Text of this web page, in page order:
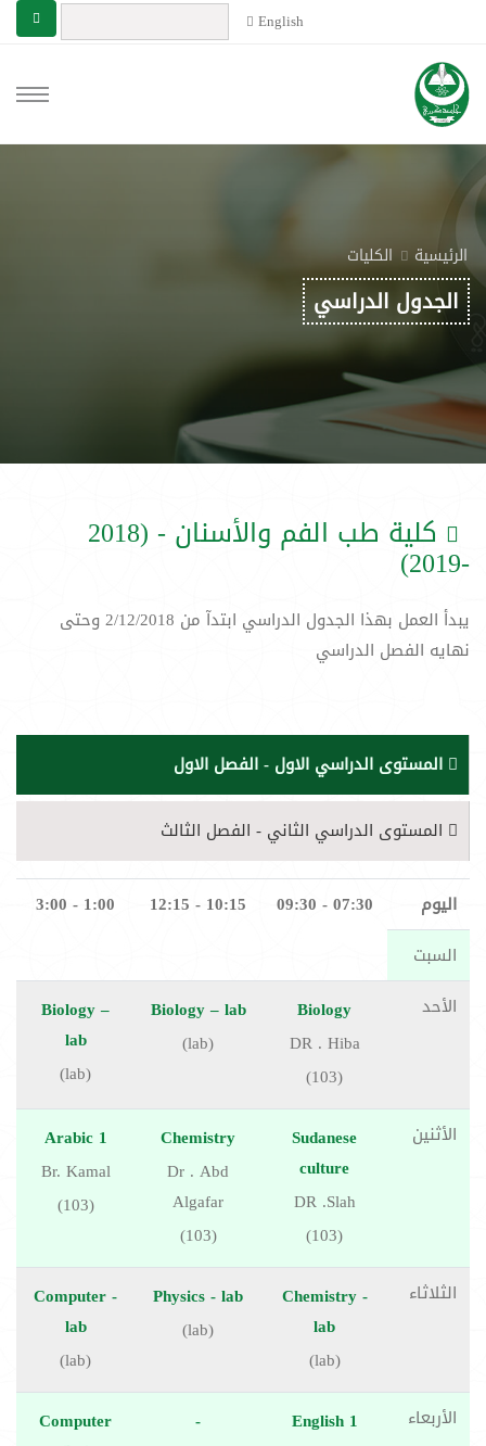
English
الرئيسية الكليات
الجدول الدراسي
كلية طب الفم والأسنان - (2018
-2019)
يبدأ العمل بهذا الجدول الدراسي ابتدآ من 2/12/2018 وحتى
نهايه الفصل الدراسي
المستوى الدراسي الاول - الفصل الاول
المستوى الدراسي الثاني - الفصل الثالث
اليوم 07:30 - 09:30
10:15 - 12:15
1:00 - 3:00
السبت
الأحد
Biology
DR . Hiba
(103)
Biology – lab
(lab)
Biology –
lab
(lab)
الأثنين
Sudanese
culture
DR .Slah
(103)
Chemistry
Dr . Abd
Algafar
(103)
Arabic 1
Br. Kamal
(103)
الثلاثاء
Chemistry -
lab
(lab)
Physics - lab
(lab)
Computer -
lab
(lab)
الأربعاء
English 1
-
Computer